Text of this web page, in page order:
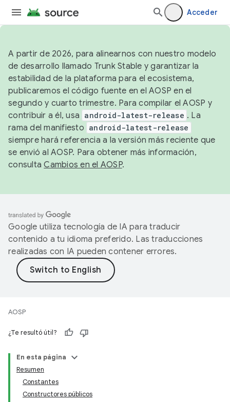
Acceder
A partir de 2026, para alinearnos con nuestro modelo
de desarrollo llamado Trunk Stable y garantizar la
estabilidad de la plataforma para el ecosistema,
publicaremos el código fuente en el AOSP en el
segundo y cuarto trimestre. Para compilar el AOSP y
contribuir a él, usa android-latest-release . La
rama del manifiesto android-latest-release
siempre hará referencia a la versión más reciente que
se envió al AOSP. Para obtener más información,
consultaCambios en el AOSP.
Google utiliza tecnología de IA para traducir
contenido a tu idioma preferido. Las traducciones
realizadas con IA pueden contener errores.
AOSP
¿Te resultó útil?
En esta página
Resumen
Constantes
Constructores públicos